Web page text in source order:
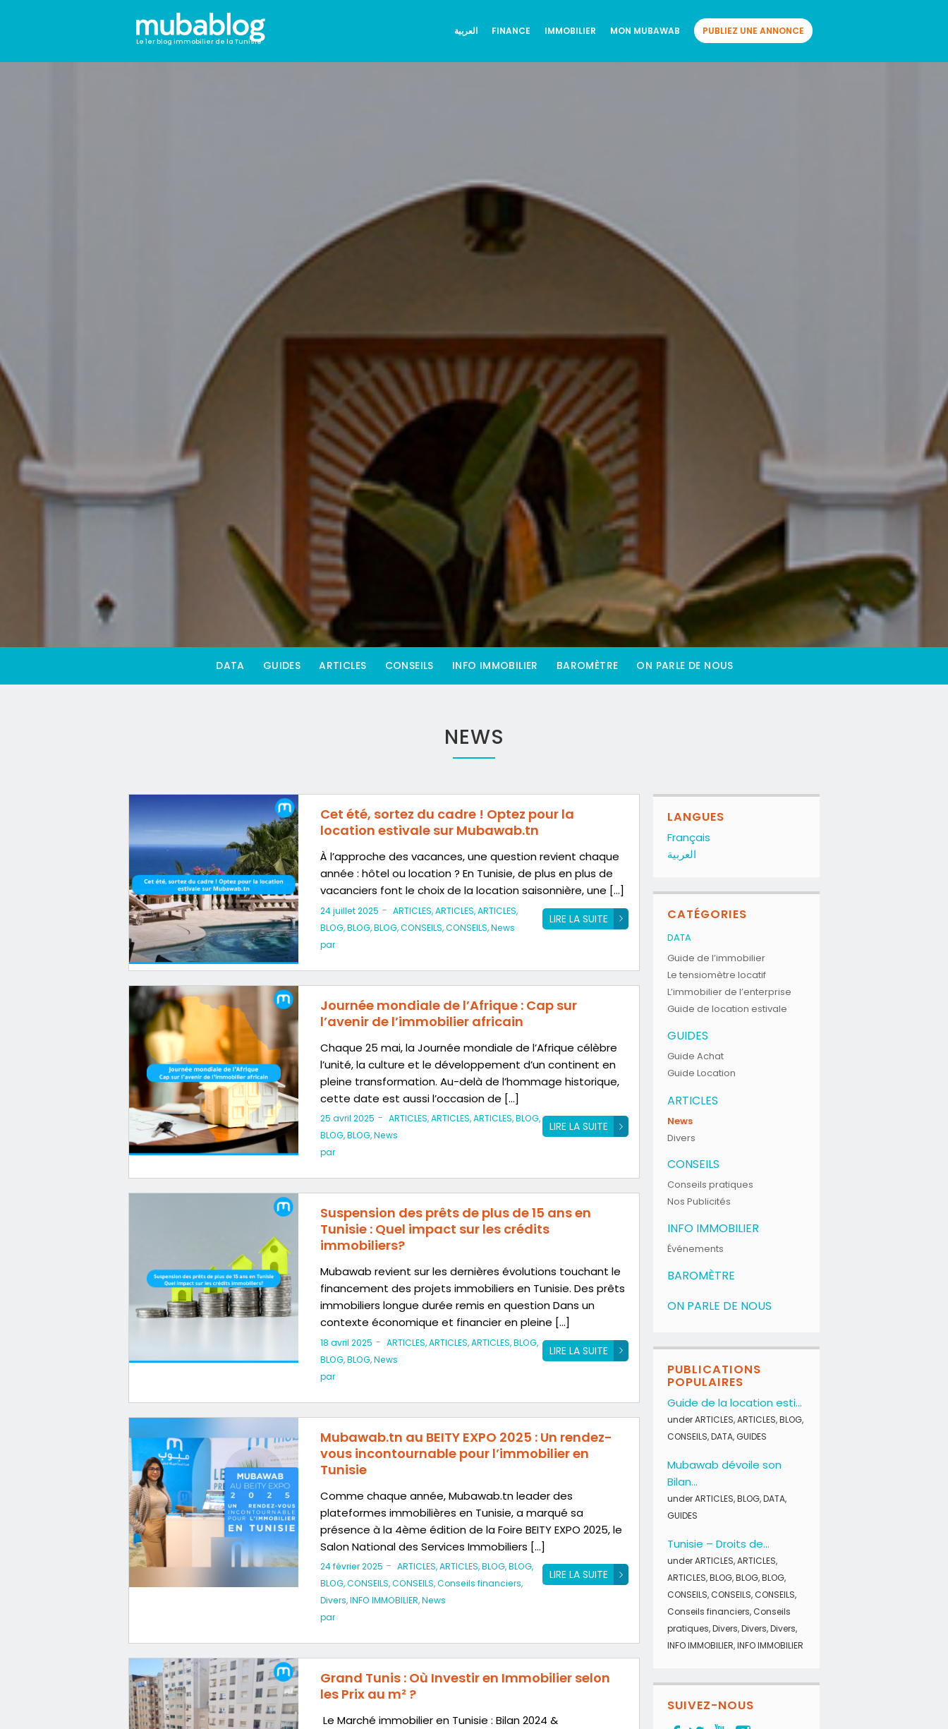
Le 1er blog immobilier de la Tunisie
العربية FINANCE IMMOBILIER MON MUBAWAB PUBLIEZ UNE ANNONCE
DATA GUIDES ARTICLES CONSEILS INFO IMMOBILIER BAROMÈTRE ON PARLE DE NOUS
NEWS
Cet été, sortez du cadre ! Optez pour la
location estivale sur Mubawab.tn
À l’approche des vacances, une question revient chaque
année : hôtel ou location ? En Tunisie, de plus en plus de
vacanciers font le choix de la location saisonnière, une […]
LIRE LA SUITE
24 juillet 2025 - ARTICLES,ARTICLES,ARTICLES,
BLOG,BLOG,BLOG,CONSEILS,CONSEILS,News
par
Journée mondiale de l’Afrique : Cap sur
l’avenir de l’immobilier africain
Chaque 25 mai, la Journée mondiale de l’Afrique célèbre
l’unité, la culture et le développement d’un continent en
pleine transformation. Au-delà de l’hommage historique,
cette date est aussi l’occasion de […]
LIRE LA SUITE
25 avril 2025 - ARTICLES,ARTICLES,ARTICLES,BLOG,
BLOG,BLOG,News
par
Suspension des prêts de plus de 15 ans en
Tunisie : Quel impact sur les crédits
immobiliers?
Mubawab revient sur les dernières évolutions touchant le
financement des projets immobiliers en Tunisie. Des prêts
immobiliers longue durée remis en question Dans un
contexte économique et financier en pleine […]
LIRE LA SUITE
18 avril 2025 - ARTICLES,ARTICLES,ARTICLES,BLOG,
BLOG,BLOG,News
par
Mubawab.tn au BEITY EXPO 2025 : Un rendez-
vous incontournable pour l’immobilier en
Tunisie
Comme chaque année, Mubawab.tn leader des
plateformes immobilières en Tunisie, a marqué sa
présence à la 4ème édition de la Foire BEITY EXPO 2025, le
Salon National des Services Immobiliers […]
LIRE LA SUITE
24 février 2025 - ARTICLES,ARTICLES,BLOG,BLOG,
BLOG,CONSEILS,CONSEILS,Conseils financiers,
Divers,INFO IMMOBILIER,News
par
Grand Tunis : Où Investir en Immobilier selon
les Prix au m² ?
Le Marché immobilier en Tunisie : Bilan 2024 &
LANGUES
Français
العربية
CATÉGORIES
DATA
Guide de l’immobilier
Le tensiomètre locatif
L’immobilier de l’enterprise
Guide de location estivale
GUIDES
Guide Achat
Guide Location
ARTICLES
News
Divers
CONSEILS
Conseils pratiques
Nos Publicités
INFO IMMOBILIER
Événements
BAROMÈTRE
ON PARLE DE NOUS
PUBLICATIONS
POPULAIRES
Guide de la location esti...
underARTICLES,ARTICLES,BLOG,
CONSEILS,DATA,GUIDES
Mubawab dévoile son
Bilan...
underARTICLES,BLOG,DATA,
GUIDES
Tunisie – Droits de...
underARTICLES,ARTICLES,
ARTICLES,BLOG,BLOG,BLOG,
CONSEILS,CONSEILS,CONSEILS,
Conseils financiers,Conseils
pratiques,Divers,Divers,Divers,
INFO IMMOBILIER,INFO IMMOBILIER
SUIVEZ-NOUS